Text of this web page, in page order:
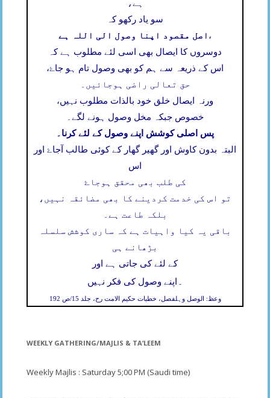
ہے،
سو یاد رکھو کہ
اصل مقصود اپنا وصول الی اللہ ہے ،
دوسروں کا ایصال بھی اسی لئے مطلوب ہے کہ
اس کے ذریعہ سے ہم کو بھی وصول تام ہو جاۓ،
حق تعالی راضی ہوجائیں۔
ورنہ ایصال خلق خود بالذات مطلوب نہیں،
خصوص جبکہ مخل وصول ہونے لگے۔
پس اصلی کوشش اپنے وصول کے لئے کرنا۔
البتہ بدون کاوش اور گھیر گھار کے کوئی طالب آجاۓ اور
اس
کی طلب بھی محقق ہوجاۓ
تو اس کی خدمت کردینے کا بھی مضائقہ نہیں،
بلکہ طاعت ہے۔
باقی یہ کیا واہیات ہے کہ ساری کوشش سلسلہ
بڑھانے ہی
کے لئے کی جاتی ہے اور
اپنے وصول کی فکر نہیں ۔
وعظ: الوصل وہلفصل، خطبات حکیم الامت رح، جلد 15/ص 192
WEEKLY GATHERING/MAJLIS & TA’LEEM
Weekly Majlis : Saturday 5;00 PM (Saudi time)